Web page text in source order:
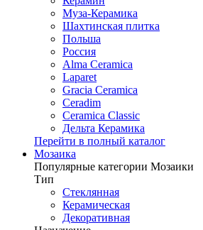
Муза-Керамика
Шахтинская плитка
Польша
Россия
Alma Ceramica
Laparet
Gracia Ceramica
Ceradim
Ceramica Classic
Дельта Керамика
Перейти в полный каталог
Мозаика
Популярные категории Мозаики
Тип
Стеклянная
Керамическая
Декоративная